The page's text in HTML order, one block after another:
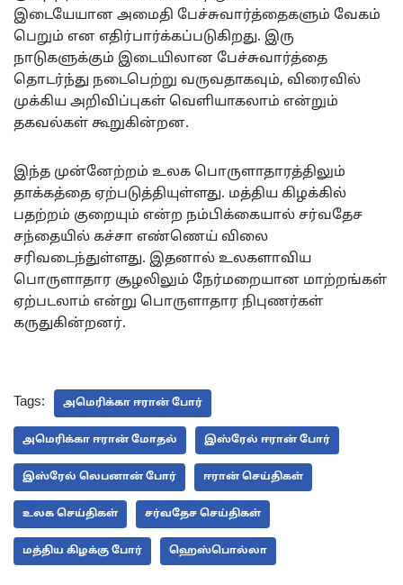
இடையேயான அமைதி பேச்சுவார்த்தைகளும் வேகம்
பெறும் என எதிர்பார்க்கப்படுகிறது. இரு
நாடுகளுக்கும் இடையிலான பேச்சுவார்த்தை
தொடர்ந்து நடைபெற்று வருவதாகவும், விரைவில்
முக்கிய அறிவிப்புகள் வெளியாகலாம் என்றும்
தகவல்கள் கூறுகின்றன.
இந்த முன்னேற்றம் உலக பொருளாதாரத்திலும்
தாக்கத்தை ஏற்படுத்தியுள்ளது. மத்திய கிழக்கில்
பதற்றம் குறையும் என்ற நம்பிக்கையால் சர்வதேச
சந்தையில் கச்சா எண்ணெய் விலை
சரிவடைந்துள்ளது. இதனால் உலகளாவிய
பொருளாதார சூழலிலும் நேர்மறையான மாற்றங்கள்
ஏற்படலாம் என்று பொருளாதார நிபுணர்கள்
கருதுகின்றனர்.
Tags: அமெரிக்கா ஈரான் போர்
அமெரிக்கா ஈரான் மோதல் இஸ்ரேல் ஈரான் போர்
இஸ்ரேல் லெபனான் போர் ஈரான் செய்திகள்
உலக செய்திகள் சர்வதேச செய்திகள்
மத்திய கிழக்கு போர் ஹெஸ்பொல்லா